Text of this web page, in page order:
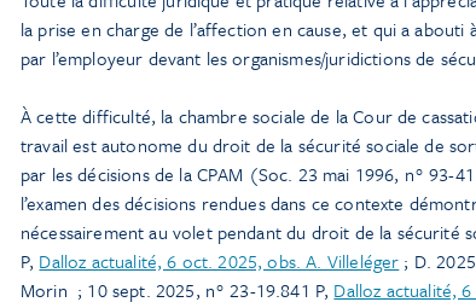
la prise en charge de l’affection en cause, et qui a abouti
par l’employeur devant les organismes/juridictions de
À cette difficulté, la chambre sociale de la Cour de
travail est autonome du droit de la sécurité sociale de
par les décisions de la CPAM (Soc. 23 mai 1996, n° 93-
l’examen des décisions rendues dans ce contexte
nécessairement au volet pendant du droit de la sécurité
P, Dalloz actualité, 6 oct. 2025, obs. A. Villeléger ; D.
Morin ; 10 sept. 2025, n° 23-19.841 P, Dalloz actualité,